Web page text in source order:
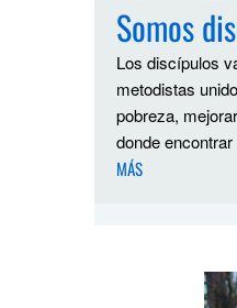
Somos
Los discípulos
metodistas
pobreza,
donde
MÁS